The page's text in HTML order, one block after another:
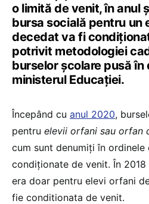
o limită de venit, în anul
bursa socială pentru un
decedat va fi
potrivit metodologiei
burselor școlare pusă în
ministerul Educației.
Începând cu anul 2020,
pentru elevii orfani sau orfan
cum sunt denumiți în
condiționate de venit. În 2018
era doar pentru elevi orfani
fie conditionata de venit.